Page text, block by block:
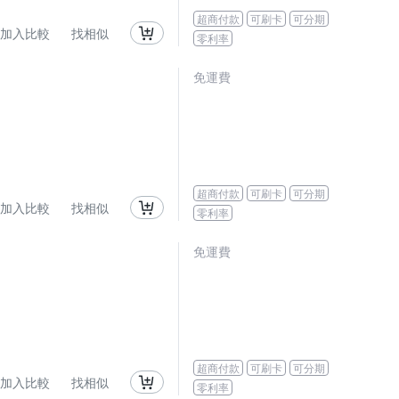
加入比較 找相似
超商付款 可刷卡
可分期
零利率
加入比較 找相似
免運費
超商付款 可刷卡
可分期
零利率
加入比較 找相似
免運費
超商付款 可刷卡
可分期
零利率